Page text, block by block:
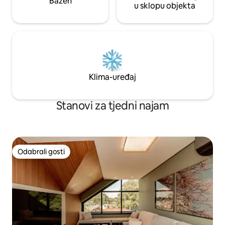
u sklopu objekta
Klima-uređaj
Stanovi za tjedni najam
Odabrali gosti
Odabrali gosti